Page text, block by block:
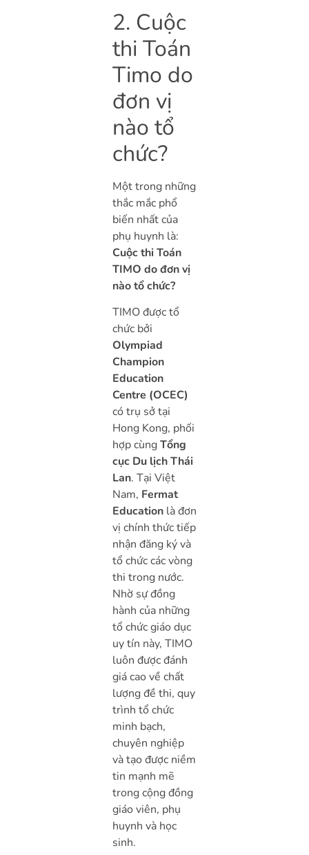
2. Cuộc
thi Toán
Timo do
đơn vị
nào tổ
chức?
Một trong những
thắc mắc phổ
biến nhất của
phụ huynh là:
Cuộc thi Toán
TIMO do đơn vị
nào tổ chức?
TIMO được tổ
chức bởi
Olympiad
Champion
Education
Centre (OCEC)
có trụ sở tại
Hong Kong, phối
hợp cùngTổng
cục Du lịch Thái
Lan. Tại Việt
Nam, Fermat
Educationlà đơn
vị chính thức tiếp
nhận đăng ký và
tổ chức các vòng
thi trong nước.
Nhờ sự đồng
hành của những
tổ chức giáo dục
uy tín này, TIMO
luôn được đánh
giá cao về chất
lượng đề thi, quy
trình tổ chức
minh bạch,
chuyên nghiệp
và tạo được niềm
tin mạnh mẽ
trong cộng đồng
giáo viên, phụ
huynh và học
sinh.